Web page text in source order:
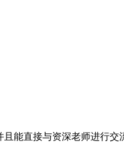
能直接与资深老师进行交